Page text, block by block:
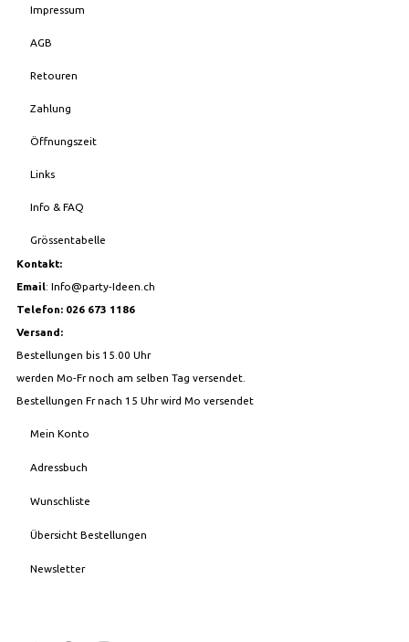
Impressum
AGB
Retouren
Zahlung
Öffnungszeit
Links
Info & FAQ
Grössentabelle
Kontakt:
Email: Info@party-Ideen.ch
Telefon: 026 673 1186
Versand:
Bestellungen bis 15.00 Uhr
werden Mo-Fr noch am selben Tag versendet.
Bestellungen Fr nach 15 Uhr wird Mo versendet
Mein Konto
Adressbuch
Wunschliste
Übersicht Bestellungen
Newsletter